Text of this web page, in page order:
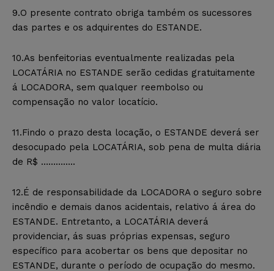
9.O presente contrato obriga também os sucessores
das partes e os adquirentes do ESTANDE.
10.As benfeitorias eventualmente realizadas pela
LOCATÁRIA no ESTANDE serão cedidas gratuitamente
á LOCADORA, sem qualquer reembolso ou
compensação no valor locatício.
11.Findo o prazo desta locação, o ESTANDE deverá ser
desocupado pela LOCATÁRIA, sob pena de multa diária
de R$ …………..
12.É de responsabilidade da LOCADORA o seguro sobre
incêndio e demais danos acidentais, relativo á área do
ESTANDE. Entretanto, a LOCATÁRIA deverá
providenciar, ás suas próprias expensas, seguro
específico para acobertar os bens que depositar no
ESTANDE, durante o período de ocupação do mesmo.